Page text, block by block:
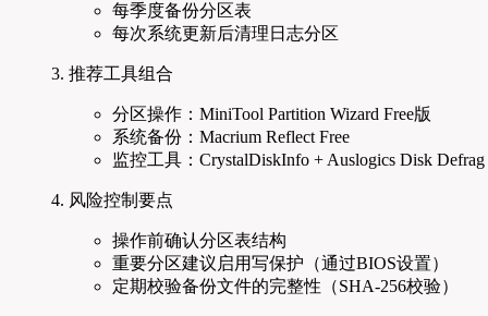
每季度备份分区表
每次系统更新后清理日志分区
推荐工具组合
分区操作：MiniTool Partition Wizard Free版
系统备份：Macrium Reflect Free
监控工具：CrystalDiskInfo + Auslogics Disk Defrag
风险控制要点
操作前确认分区表结构
重要分区建议启用写保护（通过BIOS设置）
定期校验备份文件的完整性（SHA-256校验）